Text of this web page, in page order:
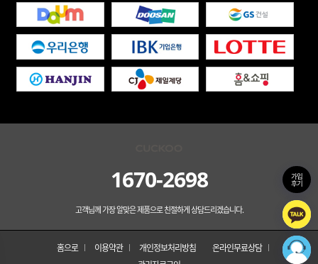
1670-2698
고객님께 가장 알맞은 제품으로 친절하게 상담드리겠습니다.
홈으로 이용약관 개인정보처리방침
온라인무료상담
가입
후기